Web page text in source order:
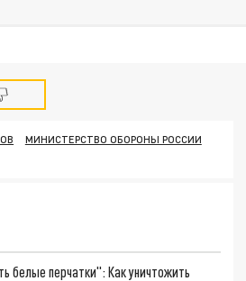
МИНИСТЕРСТВО ОБОРОНЫ РОССИИ
белые перчатки": Как уничтожить